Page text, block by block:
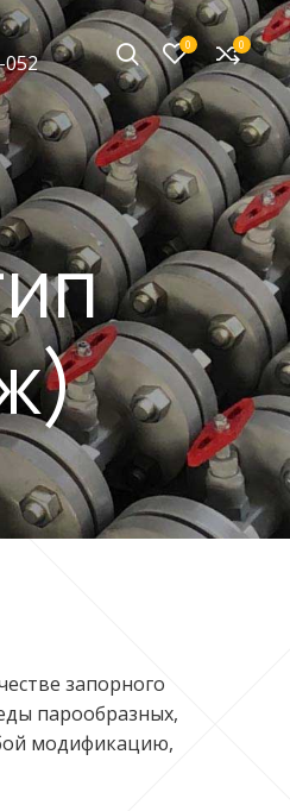
052
0 0
запорного
парообразных,
модификацию,